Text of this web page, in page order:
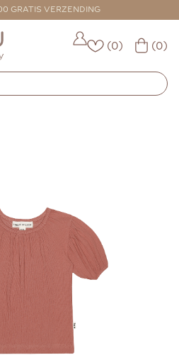
GRATIS VERZENDING
= VANDAAG VERZONDEN
(0) (0)